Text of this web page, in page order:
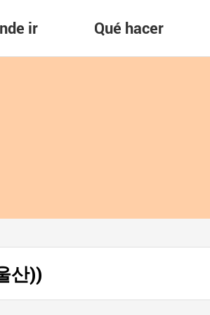
ir Qué hacer
산))